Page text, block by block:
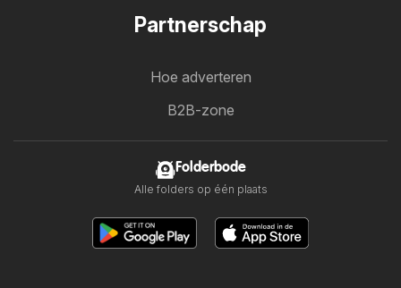
Partnerschap
Hoe adverteren
B2B-zone
Folderbode
Alle folders op één plaats